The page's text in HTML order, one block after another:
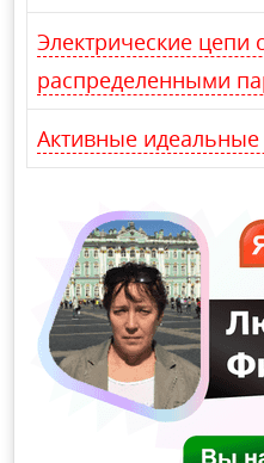
Электрические цепи
распределенными
Активные